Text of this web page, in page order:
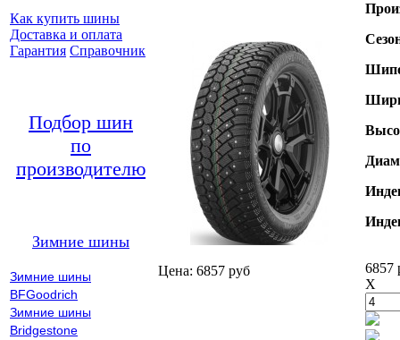
Как купить шины
Доставка и оплата
Гарантия Справочник
Подбор шин
по
производителю
Зимние шины
Зимние шины
BFGoodrich
Зимние шины
Bridgestone
Цена: 6857 руб
6857
X